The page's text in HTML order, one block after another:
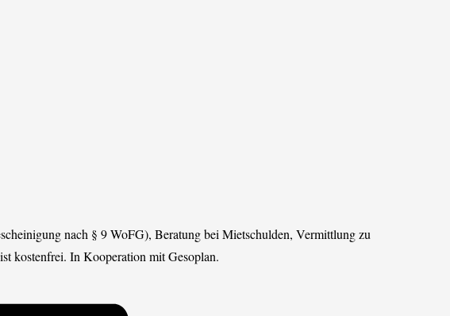
nach § 9 WoFG), Beratung bei Mietschulden, Vermittlung zu
kostenfrei. In Kooperation mit Gesoplan.